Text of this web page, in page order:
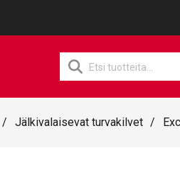
Products
search
/ Jälkivalaisevat turvakilvet /